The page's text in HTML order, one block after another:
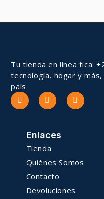
Tu tienda en línea tica:
tecnología, hogar y
país.
Enlaces
Tienda
Quiénes Somos
Contacto
Devoluciones